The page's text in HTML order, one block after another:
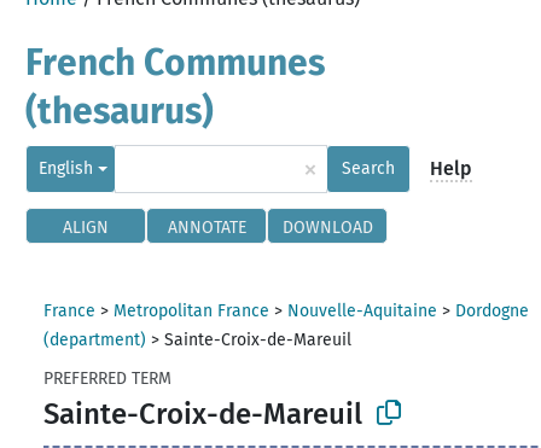
French Communes
(thesaurus)
English × Search Help
ALIGN ANNOTATE DOWNLOAD
France > Metropolitan France > Nouvelle-Aquitaine > Dordogne
(department) >Sainte-Croix-de-Mareuil
PREFERRED TERM
Sainte-Croix-de-Mareuil